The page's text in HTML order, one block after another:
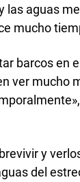
las aguas
mucho
barcos en
ver mucho
y
del